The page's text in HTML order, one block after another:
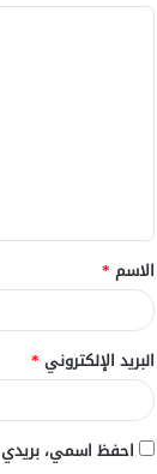
ق
*
الاسم *
البريد الإلكتروني *
احفظ اسمي، بريدي